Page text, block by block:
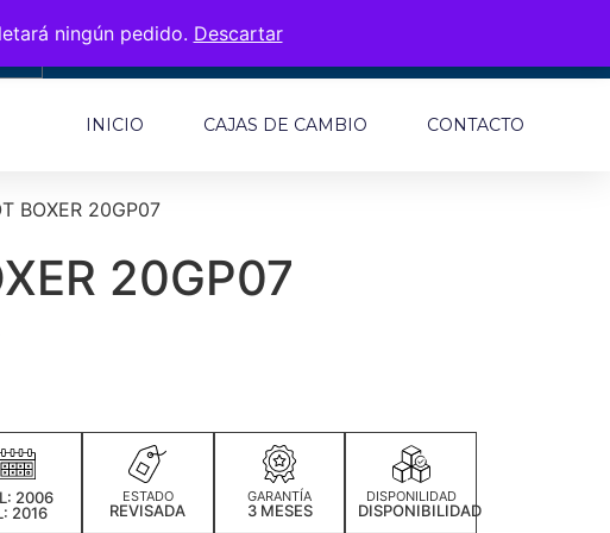
ningún pedido. Descartar
INICIO CAJAS DE CAMBIO CONTACTO
BOXER 20GP07
20GP07
2006
2016
ESTADO
REVISADA
GARANTÍA
3 MESES
DISPONILIDAD
DISPONIBILIDAD